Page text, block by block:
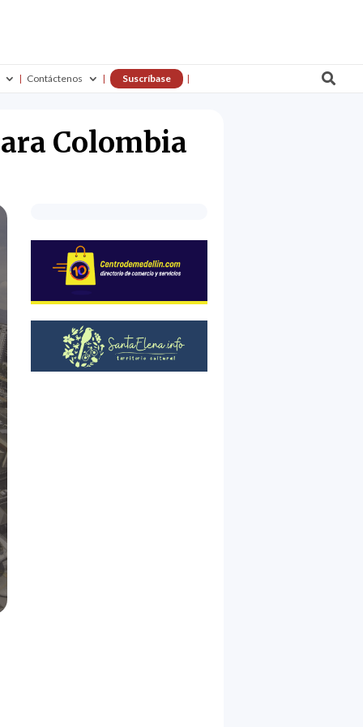
Contáctenos Suscríbase 
Colombia